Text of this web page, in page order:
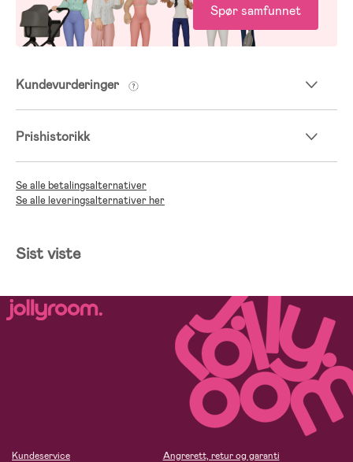
Spør samfunnet
Kundevurderinger
Prishistorikk
Se alle betalingsalternativer
Se alle leveringsalternativer her
Sist viste
Kundeservice
Angrerett, retur og garanti